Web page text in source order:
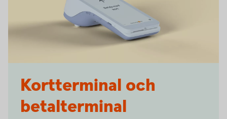
Kortterminal och
betalterminal